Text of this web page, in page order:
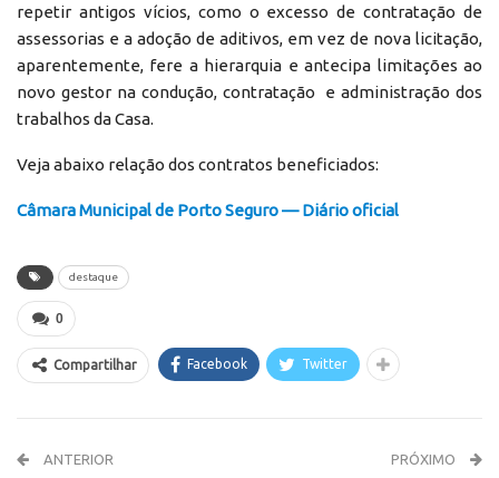
repetir antigos vícios, como o excesso de contratação de
assessorias e a adoção de aditivos, em vez de nova licitação,
aparentemente, fere a hierarquia e antecipa limitações ao
novo gestor na condução, contratação e administração dos
trabalhos da Casa.
Veja abaixo relação dos contratos beneficiados:
Câmara Municipal de Porto Seguro — Diário oficial
destaque
0
Compartilhar Facebook Twitter
ANTERIOR PRÓXIMO